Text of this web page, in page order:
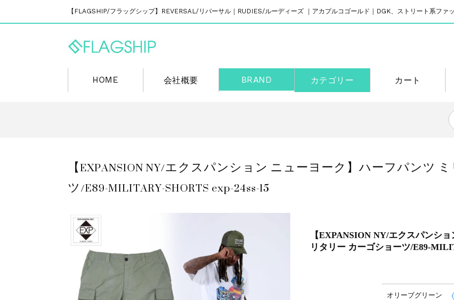
【FLAGSHIP/フラッグシップ】REVERSAL/リバーサル｜RUDIES/ルーディーズ ｜アカプルコゴールド｜DGK、ストリート系ファ
HOME 会社概要 BRAND カテゴリー カート
【EXPANSION NY/エクスパンション ニューヨーク】ハーフパンツ
ツ/E89-MILITARY-SHORTS exp-24ss-15
【EXPANSION NY/エクスパンシ
リタリー カーゴショーツ/E89-
オリーブグリーン